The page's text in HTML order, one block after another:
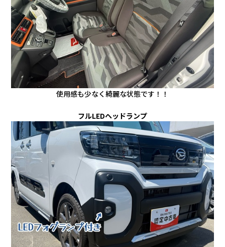
使用感も少なく綺麗な状態です！！
フルLEDヘッドランプ